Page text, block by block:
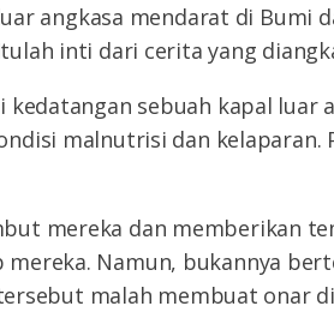
angkasa mendarat di Bumi
inti dari cerita yang
kedatangan sebuah kapal luar
malnutrisi dan kelaparan.
mereka dan memberikan
Namun, bukannya
malah membuat onar